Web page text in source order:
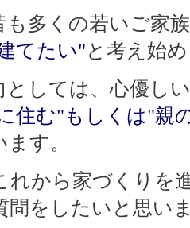
も多くの若いご家
てたい"と考え始
としては、心優し
住む"もしくは"親
す。
れから家づくりを
問をしたいと思い